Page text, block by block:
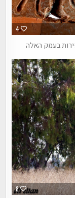
4
בעמק האלה
8